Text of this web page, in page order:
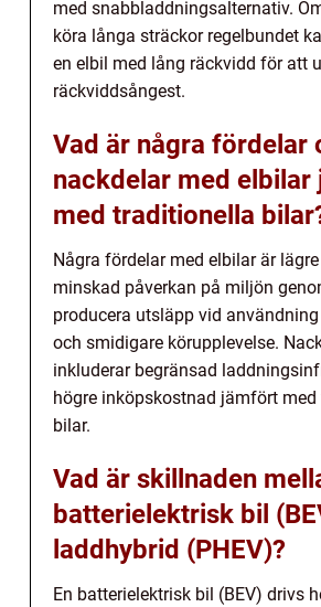
med snabbladdningsalternativ.
köra långa sträckor regelbundet
en elbil med lång räckvidd för att
räckviddsångest.
Vad är några fördelar
nackdelar med
med traditionella
Några fördelar med elbilar är
minskad påverkan på miljön
producera utsläpp vid
och smidigare körupplevelse.
inkluderar begränsad
högre inköpskostnad jämfört
bilar.
Vad är skillnaden
batterielektrisk bil
laddhybrid (PHEV)?
En batterielektrisk bil (BEV) drivs